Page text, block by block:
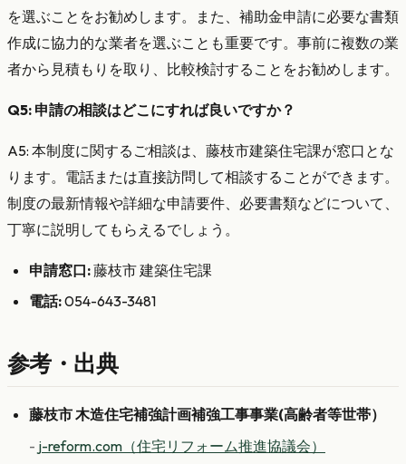
を選ぶことをお勧めします。また、補助金申請に必要な書類
作成に協力的な業者を選ぶことも重要です。事前に複数の業
者から見積もりを取り、比較検討することをお勧めします。
Q5: 申請の相談はどこにすれば良いですか？
A5: 本制度に関するご相談は、藤枝市建築住宅課が窓口とな
ります。電話または直接訪問して相談することができます。
制度の最新情報や詳細な申請要件、必要書類などについて、
丁寧に説明してもらえるでしょう。
申請窓口:藤枝市 建築住宅課
電話:054-643-3481
参考・出典
藤枝市 木造住宅補強計画補強工事事業(高齢者等世帯）
- j-reform.com（住宅リフォーム推進協議会）